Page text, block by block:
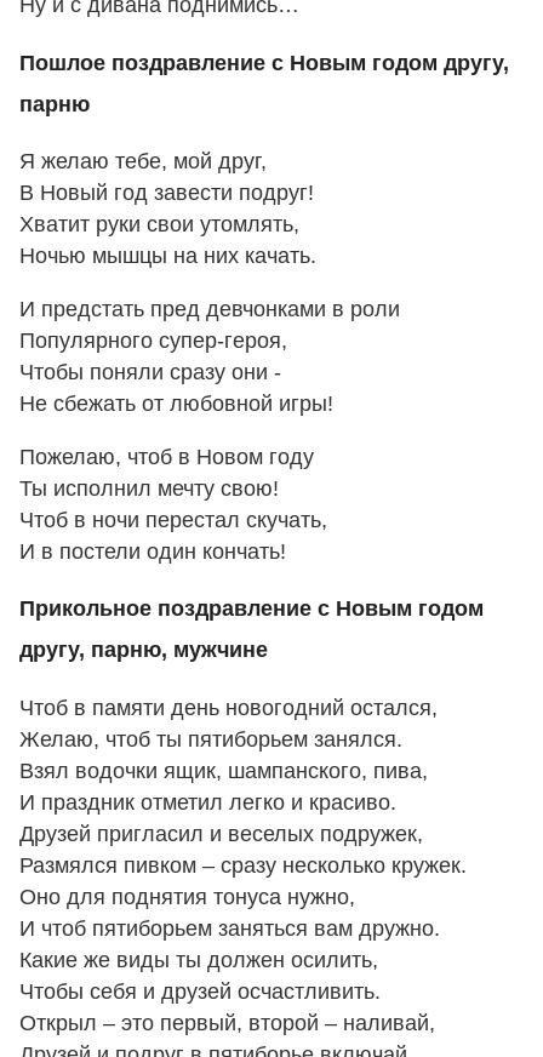
Ну и с дивана поднимись…
Пошлое поздравление с Новым годом другу,
парню
Я желаю тебе, мой друг,
В Новый год завести подруг!
Хватит руки свои утомлять,
Ночью мышцы на них качать.
И предстать пред девчонками в роли
Популярного супер-героя,
Чтобы поняли сразу они -
Не сбежать от любовной игры!
Пожелаю, чтоб в Новом году
Ты исполнил мечту свою!
Чтоб в ночи перестал скучать,
И в постели один кончать!
Прикольное поздравление с Новым годом
другу, парню, мужчине
Чтоб в памяти день новогодний остался,
Желаю, чтоб ты пятиборьем занялся.
Взял водочки ящик, шампанского, пива,
И праздник отметил легко и красиво.
Друзей пригласил и веселых подружек,
Размялся пивком – сразу несколько кружек.
Оно для поднятия тонуса нужно,
И чтоб пятиборьем заняться вам дружно.
Какие же виды ты должен осилить,
Чтобы себя и друзей осчастливить.
Открыл – это первый, второй – наливай,